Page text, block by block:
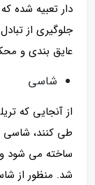
دار تعبیه شده
جلوگیری از
عایق بندی و
شاسی
از آنجایی که
طی کنند، شاسی
ساخته می شود و
شد. منظور از